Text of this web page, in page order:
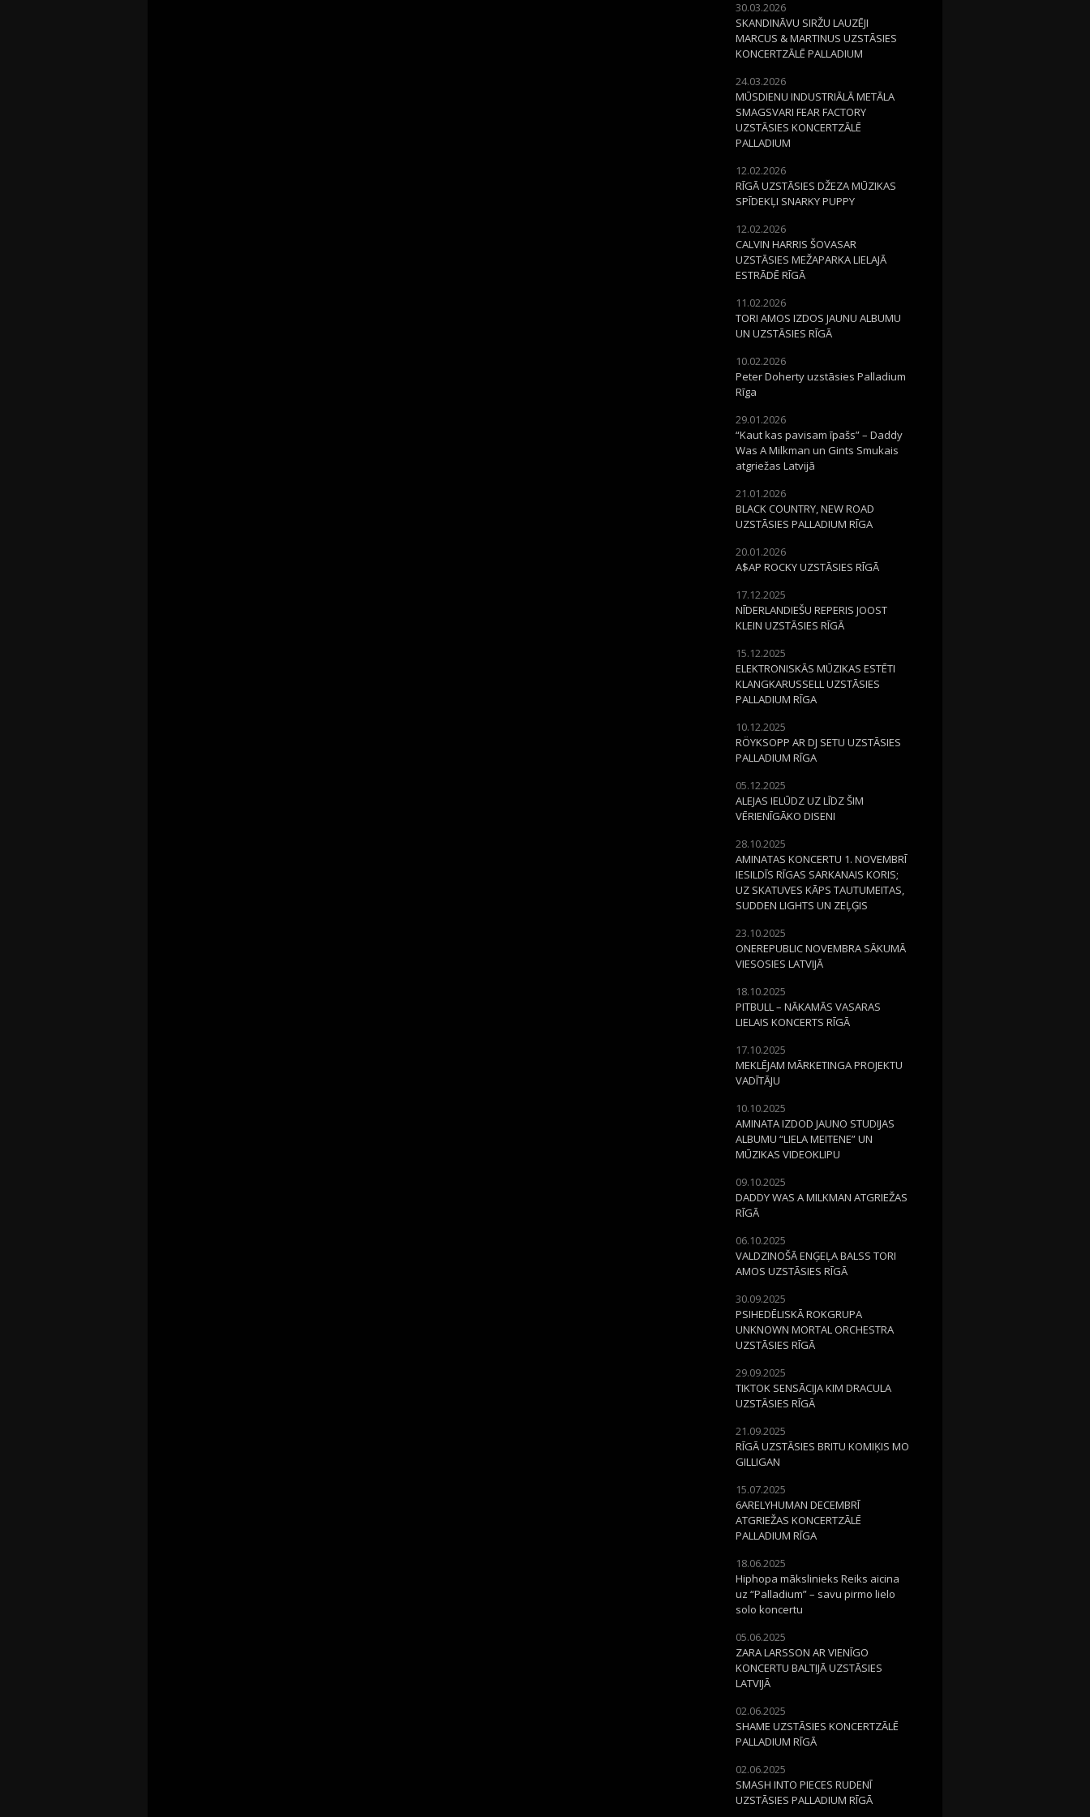
30.03.2026
SKANDINĀVU SIRŽU LAUZĒJI
MARCUS & MARTINUS UZSTĀSIES
KONCERTZĀLĒ PALLADIUM
24.03.2026
MŪSDIENU INDUSTRIĀLĀ METĀLA
SMAGSVARI FEAR FACTORY
UZSTĀSIES KONCERTZĀLĒ
PALLADIUM
12.02.2026
RĪGĀ UZSTĀSIES DŽEZA MŪZIKAS
SPĪDEKĻI SNARKY PUPPY
12.02.2026
CALVIN HARRIS ŠOVASAR
UZSTĀSIES MEŽAPARKA LIELAJĀ
ESTRĀDĒ RĪGĀ
11.02.2026
TORI AMOS IZDOS JAUNU ALBUMU
UN UZSTĀSIES RĪGĀ
10.02.2026
Peter Doherty uzstāsies Palladium
Rīga
29.01.2026
“Kaut kas pavisam īpašs” – Daddy
Was A Milkman un Gints Smukais
atgriežas Latvijā
21.01.2026
BLACK COUNTRY, NEW ROAD
UZSTĀSIES PALLADIUM RĪGA
20.01.2026
A$AP ROCKY UZSTĀSIES RĪGĀ
17.12.2025
NĪDERLANDIEŠU REPERIS JOOST
KLEIN UZSTĀSIES RĪGĀ
15.12.2025
ELEKTRONISKĀS MŪZIKAS ESTĒTI
KLANGKARUSSELL UZSTĀSIES
PALLADIUM RĪGA
10.12.2025
RÖYKSOPP AR DJ SETU UZSTĀSIES
PALLADIUM RĪGA
05.12.2025
ALEJAS IELŪDZ UZ LĪDZ ŠIM
VĒRIENĪGĀKO DISENI
28.10.2025
AMINATAS KONCERTU 1. NOVEMBRĪ
IESILDĪS RĪGAS SARKANAIS KORIS;
UZ SKATUVES KĀPS TAUTUMEITAS,
SUDDEN LIGHTS UN ZEĻĢIS
23.10.2025
ONEREPUBLIC NOVEMBRA SĀKUMĀ
VIESOSIES LATVIJĀ
18.10.2025
PITBULL – NĀKAMĀS VASARAS
LIELAIS KONCERTS RĪGĀ
17.10.2025
MEKLĒJAM MĀRKETINGA PROJEKTU
VADĪTĀJU
10.10.2025
AMINATA IZDOD JAUNO STUDIJAS
ALBUMU “LIELA MEITENE” UN
MŪZIKAS VIDEOKLIPU
09.10.2025
DADDY WAS A MILKMAN ATGRIEŽAS
RĪGĀ
06.10.2025
VALDZINOŠĀ ENĢEĻA BALSS TORI
AMOS UZSTĀSIES RĪGĀ
30.09.2025
PSIHEDĒLISKĀ ROKGRUPA
UNKNOWN MORTAL ORCHESTRA
UZSTĀSIES RĪGĀ
29.09.2025
TIKTOK SENSĀCIJA KIM DRACULA
UZSTĀSIES RĪGĀ
21.09.2025
RĪGĀ UZSTĀSIES BRITU KOMIĶIS MO
GILLIGAN
15.07.2025
6ARELYHUMAN DECEMBRĪ
ATGRIEŽAS KONCERTZĀLĒ
PALLADIUM RĪGA
18.06.2025
Hiphopa mākslinieks Reiks aicina
uz “Palladium” – savu pirmo lielo
solo koncertu
05.06.2025
ZARA LARSSON AR VIENĪGO
KONCERTU BALTIJĀ UZSTĀSIES
LATVIJĀ
02.06.2025
SHAME UZSTĀSIES KONCERTZĀLĒ
PALLADIUM RĪGĀ
02.06.2025
SMASH INTO PIECES RUDENĪ
UZSTĀSIES PALLADIUM RĪGĀ